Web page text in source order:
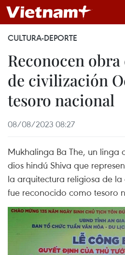
CULTURA-DEPORTE
Reconocen
de civilización
tesoro nacional
08/08/2023 08:27
Mukhalinga Ba The, un linga
dios hindú Shiva que
la arquitectura religiosa de
fue reconocido como tesoro